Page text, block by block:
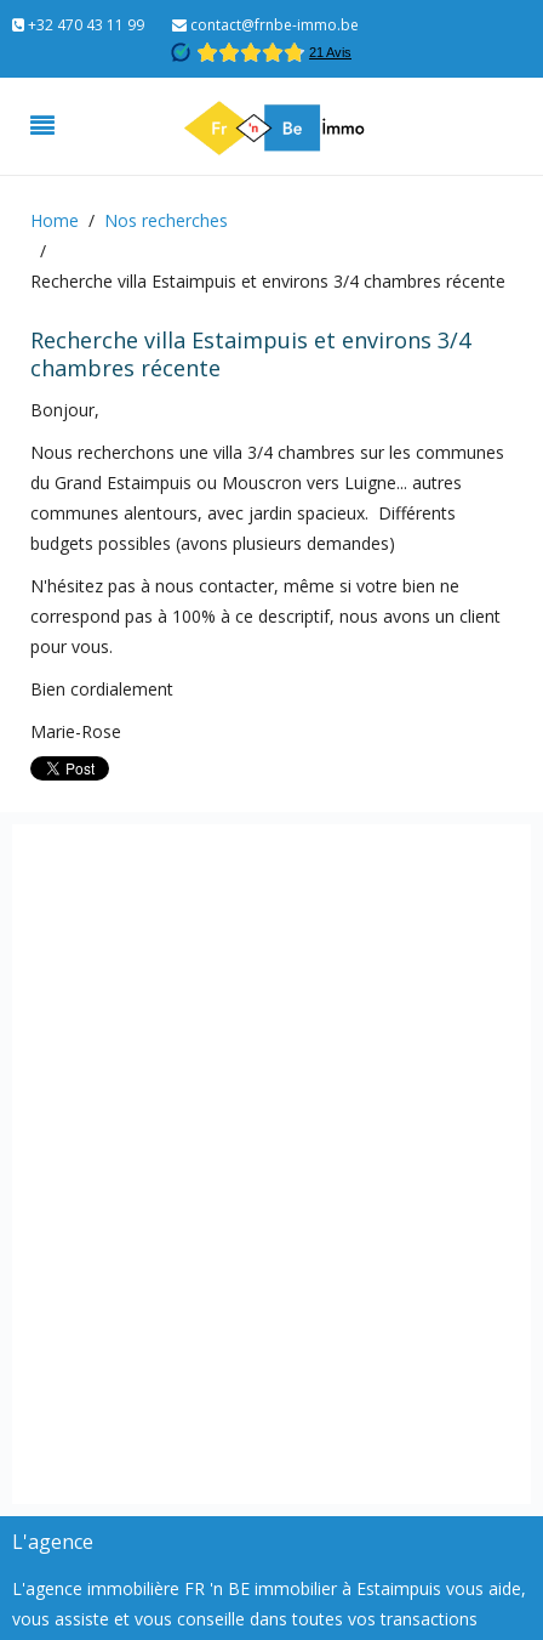
+32 470 43 11 99 contact@frnbe-immo.be
Home Nos recherches
Recherche villa Estaimpuis et environs 3/4 chambres récente
Recherche villa Estaimpuis et environs 3/4
chambres récente
Bonjour,
Nous recherchons une villa 3/4 chambres sur les communes
du Grand Estaimpuis ou Mouscron vers Luigne... autres
communes alentours, avec jardin spacieux. Différents
budgets possibles (avons plusieurs demandes)
N'hésitez pas à nous contacter, même si votre bien ne
correspond pas à 100% à ce descriptif, nous avons un client
pour vous.
Bien cordialement
Marie-Rose
L'agence
L'agence immobilière FR 'n BE immobilier à Estaimpuis vous aide,
vous assiste et vous conseille dans toutes vos transactions